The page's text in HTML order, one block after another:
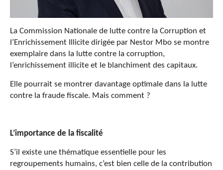
La Commission Nationale de lutte contre la Corruption et
l’Enrichissement Illicite dirigée par Nestor Mbo se montre
exemplaire dans la lutte contre la corruption,
l’enrichissement illicite et le blanchiment des capitaux.
Elle pourrait se montrer davantage optimale dans la lutte
contre la fraude fiscale. Mais comment ?
L’importance de la fiscalité
S’il existe une thématique essentielle pour les
regroupements humains, c’est bien celle de la contribution